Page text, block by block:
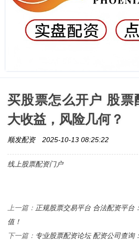
买股票怎么开户 股票
大收益，风险几何？
顺发配资 2025-10-13 08:25:22
线上股票配资门户
上一篇： 正规股票交易平台 合法配资平台
值！
下一篇： 专业股票配资论坛 配资公司查询